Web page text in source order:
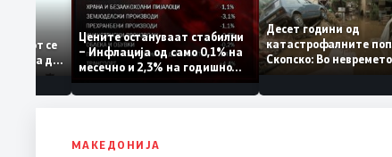
–
се
која нема да
Цените остануваат стабилни
– Инфлација од само 0,1% на
месечно и 2,3% на годишно
ниво
Десет години од
катастрофалните
Скопско: Во
МАКЕДОНИЈА